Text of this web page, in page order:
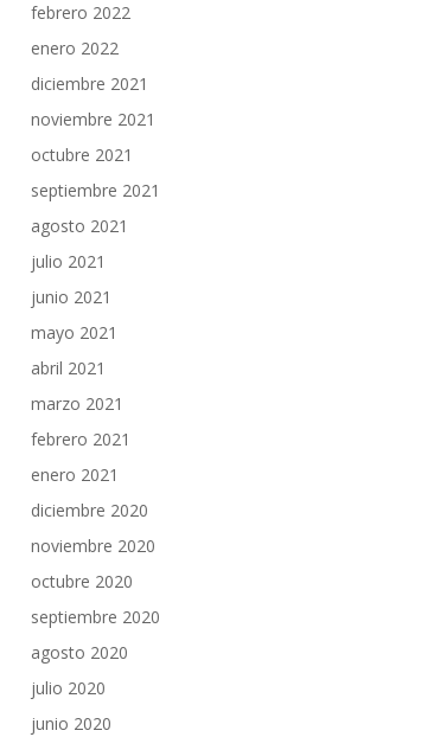
febrero 2022
enero 2022
diciembre 2021
noviembre 2021
octubre 2021
septiembre 2021
agosto 2021
julio 2021
junio 2021
mayo 2021
abril 2021
marzo 2021
febrero 2021
enero 2021
diciembre 2020
noviembre 2020
octubre 2020
septiembre 2020
agosto 2020
julio 2020
junio 2020